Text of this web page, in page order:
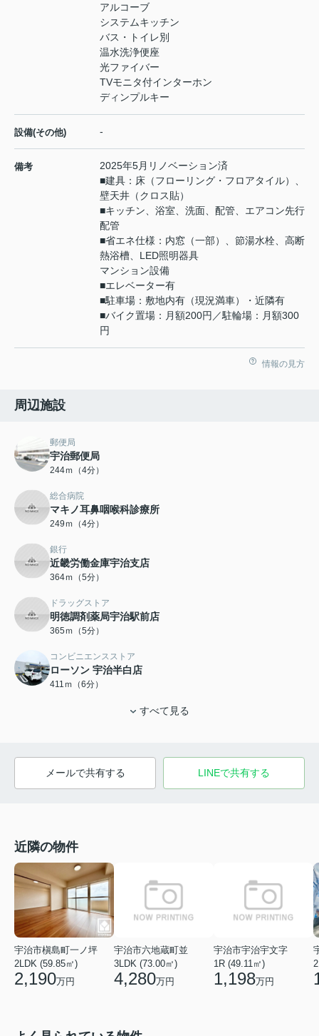
アルコーブ
システムキッチン
バス・トイレ別
温水洗浄便座
光ファイバー
TVモニタ付インターホン
ディンプルキー
設備(その他) -
備考
2025年5月リノベーション済
■建具：床（フローリング・フロアタイル）、
壁天井（クロス貼）
■キッチン、浴室、洗面、配管、エアコン先行
配管
■省エネ仕様：内窓（一部）、節湯水栓、高断
熱浴槽、LED照明器具
マンション設備
■エレベーター有
■駐車場：敷地内有（現況満車）・近隣有
■バイク置場：月額200円／駐輪場：月額300
円
情報の見方
周辺施設
郵便局
宇治郵便局
244ｍ（4分）
総合病院
マキノ耳鼻咽喉科診療所
249ｍ（4分）
銀行
近畿労働金庫宇治支店
364ｍ（5分）
ドラッグストア
明徳調剤薬局宇治駅前店
365ｍ（5分）
コンビニエンスストア
ローソン 宇治半白店
411ｍ（6分）
すべて見る
メールで共有する LINEで共有する
近隣の物件
宇治市槇島町一ノ坪
2LDK (59.85㎡)
2,190万円
宇治市六地蔵町並
3LDK (73.00㎡)
4,280万円
宇治市宇治宇文字
1R (49.11㎡)
1,198万円